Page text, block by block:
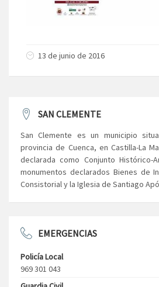
13 de junio de 2016
SAN CLEMENTE
San Clemente es un municipio
provincia de Cuenca, en Castilla-La
declarada como Conjunto
monumentos declarados Bienes de
Consistorial y la Iglesia de Santiago
EMERGENCIAS
Policía Local
969 301 043